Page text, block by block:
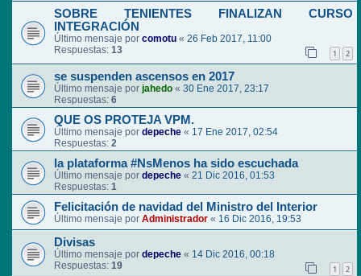
SOBRE TENIENTES FINALIZAN CURSO
INTEGRACIÓN
Último mensaje por comotu « 26 Feb 2017, 11:00
Respuestas: 13 1 2
se suspenden ascensos en 2017
Último mensaje por jahedo « 30 Ene 2017, 23:17
Respuestas: 6
QUE OS PROTEJA VPM.
Último mensaje por depeche « 17 Ene 2017, 02:54
Respuestas: 2
la plataforma #NsMenos ha sido escuchada
Último mensaje por depeche « 21 Dic 2016, 01:53
Respuestas: 1
Felicitación de navidad del Ministro del Interior
Último mensaje por Administrador « 16 Dic 2016, 19:53
Divisas
Último mensaje por depeche « 14 Dic 2016, 00:18
Respuestas: 19 1 2